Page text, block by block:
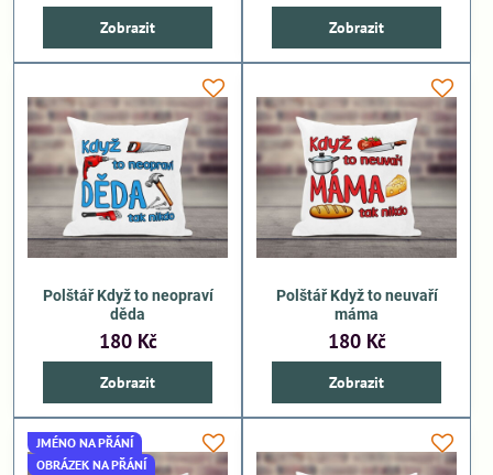
Zobrazit Zobrazit
Polštář Když to neopraví
děda
180 Kč
Zobrazit
Polštář Když to neuvaří
máma
180 Kč
Zobrazit
JMÉNO NA PŘÁNÍ
OBRÁZEK NA PŘÁNÍ